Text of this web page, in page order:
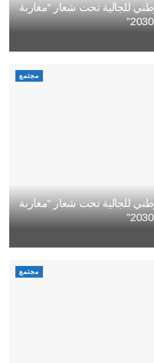
للجالية تحت شعار “مغاربة
مجتمع
للجالية تحت شعار “مغاربة
مجتمع